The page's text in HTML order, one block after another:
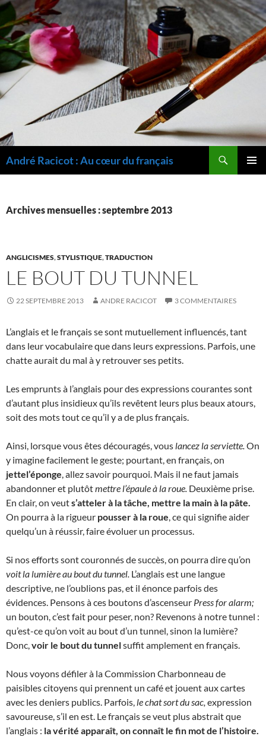
André Racicot : Au cœur du français
Archives mensuelles : septembre 2013
ANGLICISMES,STYLISTIQUE,TRADUCTION
LE BOUT DU TUNNEL
22 SEPTEMBRE 2013 ANDRE RACICOT 3 COMMENTAIRES
L’anglais et le français se sont mutuellement influencés, tant
dans leur vocabulaire que dans leurs expressions. Parfois, une
chatte aurait du mal à y retrouver ses petits.
Les emprunts à l’anglais pour des expressions courantes sont
d’autant plus insidieux qu’ils revêtent leurs plus beaux atours,
soit des mots tout ce qu’il y a de plus français.
Ainsi, lorsque vous êtes découragés, vous lancez la serviette.On
y imagine facilement le geste; pourtant, en français, on
jettel’éponge, allez savoir pourquoi. Mais il ne faut jamais
abandonner et plutôtmettre l’épaule à la roue. Deuxième prise.
En clair, on veuts’atteler à la tâche, mettre la main à la pâte.
On pourra à la rigueur pousserà la roue, ce qui signifie aider
quelqu’un à réussir, faire évoluer un processus.
Si nos efforts sont couronnés de succès, on pourra dire qu’on
voit la lumière au bout du tunnel. L’anglais est une langue
descriptive, ne l’oublions pas, et il énonce parfois des
évidences. Pensons à ces boutons d’ascenseur Press for alarm;
un bouton, c’est fait pour peser, non? Revenons à notre tunnel :
qu’est-ce qu’on voit au bout d’un tunnel, sinon la lumière?
Donc,voir le bout du tunnelsuffit amplement en français.
Nous voyons défiler à la Commission Charbonneau de
paisibles citoyens qui prennent un café et jouent aux cartes
avec les deniers publics. Parfois, le chat sort du sac, expression
savoureuse, s’il en est. Le français se veut plus abstrait que
l’anglais : la vérité apparaît, on connaît le fin mot de l’histoire.